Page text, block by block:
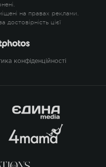
на правах реклами.
достовірність цієї
конфіденційності